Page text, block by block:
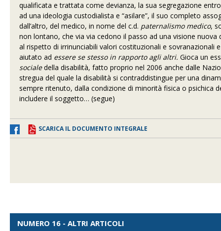
qualificata e trattata come devianza, la sua segregazione
ad una ideologia custodialista e “asilare”, il suo completo
dall’altro, del medico, in nome del c.d. paternalismo medico,
non lontano, che via via cedono il passo ad una visione
al rispetto di irrinunciabili valori costituzionali e
aiutato ad essere se stesso in rapporto agli altri. Gioca un
socialedella disabilità, fatto proprio nel 2006 anche dalle
stregua del quale la disabilità si contraddistingue per una
sempre ritenuto, dalla condizione di minorità fisica o psichica
includere il soggetto… (segue)
SCARICA IL DOCUMENTO INTEGRALE
NUMERO 16 - ALTRI ARTICOLI